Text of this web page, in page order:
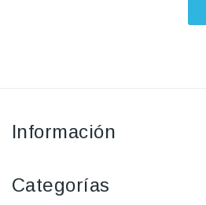
Información
Categorías